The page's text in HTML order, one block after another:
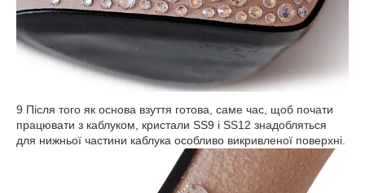
9 Після того як основа взуття готова, саме час, щоб почати
працювати з каблуком, кристали SS9 і SS12 знадобляться
для нижньої частини каблука особливо викривленої поверхні.